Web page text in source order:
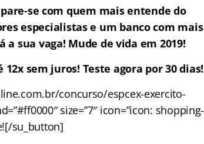
se com quem mais entende do
especialistas e um banco com mais
a sua vaga! Mude de vida em 2019!
sem juros! Teste agora por 30 dias!
concurso/espcex-exercito-
size=”7″ icon=”icon: shopping-
su_button]